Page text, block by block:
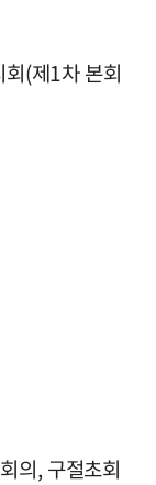
(제1차 본회
의, 구절초회